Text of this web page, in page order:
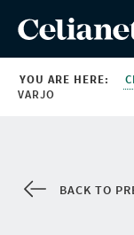
YOU ARE HERE:
VARJO
BACK TO